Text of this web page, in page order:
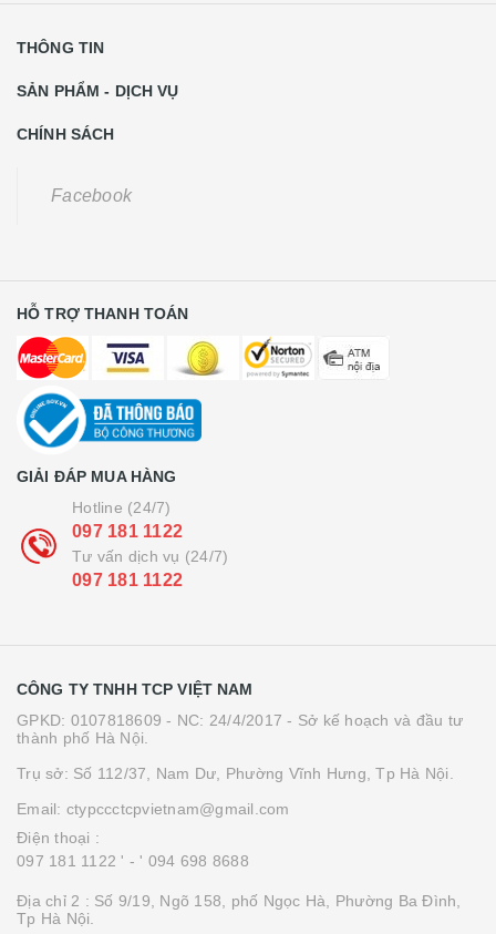
THÔNG TIN
SẢN PHẨM - DỊCH VỤ
CHÍNH SÁCH
Facebook
HỖ TRỢ THANH TOÁN
GIẢI ĐÁP MUA HÀNG
Hotline (24/7)
097 181 1122
Tư vấn dịch vụ (24/7)
097 181 1122
CÔNG TY TNHH TCP VIỆT NAM
GPKD: 0107818609 - NC: 24/4/2017 - Sở kế hoạch và đầu tư
thành phố Hà Nội.
Trụ sở: Số 112/37, Nam Dư, Phường Vĩnh Hưng, Tp Hà Nội.
Email: ctypccctcpvietnam@gmail.com
Điện thoại :
097 181 1122 ' - ' 094 698 8688
Địa chỉ 2 : Số 9/19, Ngõ 158, phố Ngọc Hà, Phường Ba Đình,
Tp Hà Nội.